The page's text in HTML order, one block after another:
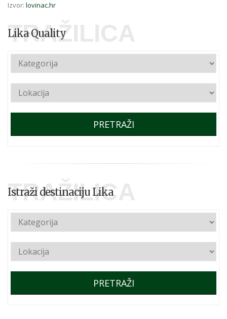
Izvor: lovinac.hr
TRAŽILICA
Lika Quality
PRETRAŽI
TRAŽILICA
Istraži destinaciju Lika
PRETRAŽI